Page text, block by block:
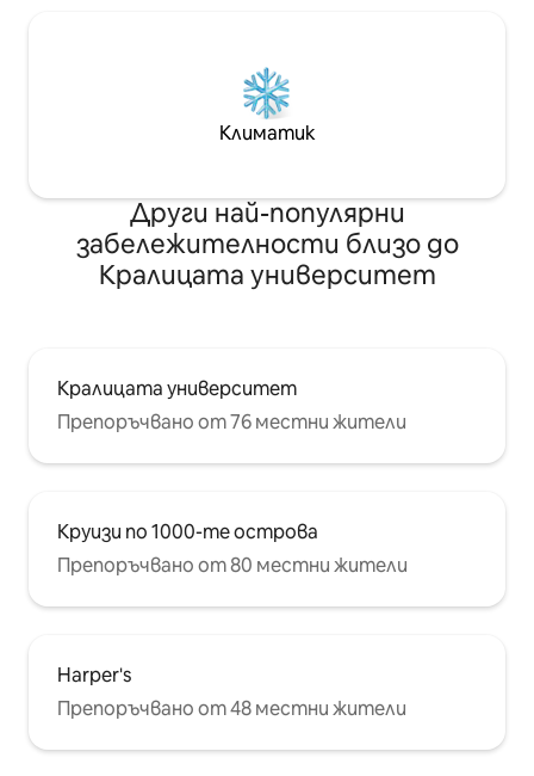
Климатик
Други най-популярни
забележителности близо до
Кралицата университет
Кралицата университет
Препоръчвано от 76 местни жители
Круизи по 1000-те острова
Препоръчвано от 80 местни жители
Harper's
Препоръчвано от 48 местни жители